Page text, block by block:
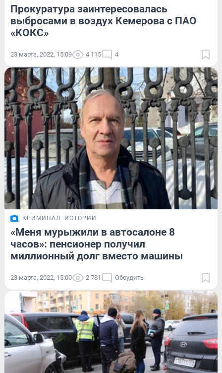
Прокуратура заинтересовалась
выбросами в воздух Кемерова с ПАО
«КОКС»
23 марта, 2022, 15:09 4 115 4
КРИМИНАЛ ИСТОРИИ
«Меня мурыжили в автосалоне 8
часов»: пенсионер получил
миллионный долг вместо машины
23 марта, 2022, 15:00 2 781 Обсудить